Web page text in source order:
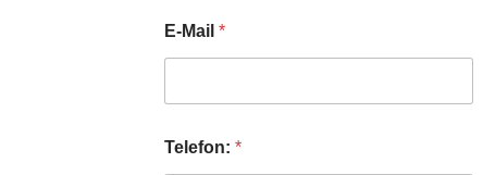
E-Mail *
Telefon: *